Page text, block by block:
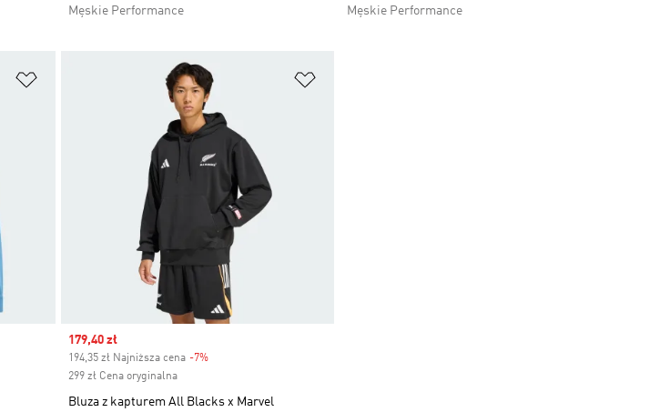
Męskie Performance
Męskie Performance
Dodaj do listy życzeń
Sale price
179,40 zł
194,35 zł Najniższa cena -7%
299 zł Cena oryginalna
Bluza z kapturem All Blacks x Marvel